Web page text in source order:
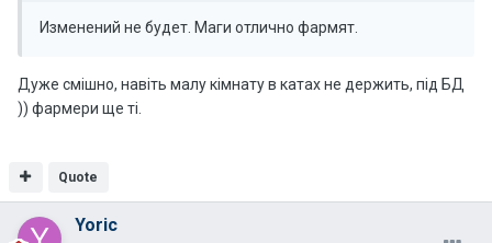
Изменений не будет. Маги отлично фармят.
Дуже смішно, навіть малу кімнату в катах не держить, під БД
)) фармери ще ті.
Quote
Yoric